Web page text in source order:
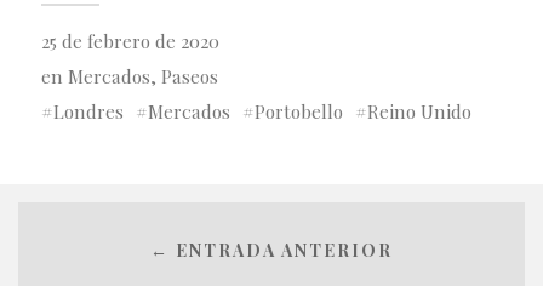
25 de febrero de 2020
en Mercados, Paseos
Londres
Mercados Portobello Reino Unido
← ENTRADA ANTERIOR